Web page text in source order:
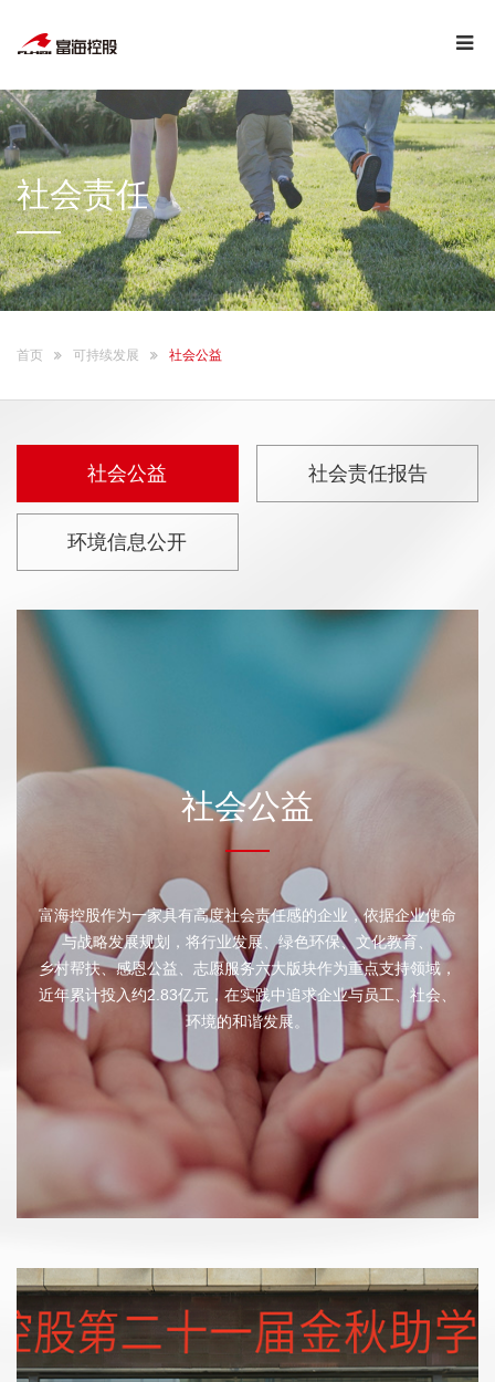
社会责任
首页 可持续发展 社会公益
社会公益 社会责任报告
环境信息公开
社会公益
富海控股作为一家具有高度社会责任感的企业，依据企业使命
与战略发展规划，将行业发展、绿色环保、文化教育、
乡村帮扶、感恩公益、志愿服务六大版块作为重点支持领域，
近年累计投入约2.83亿元，在实践中追求企业与员工、社会、
环境的和谐发展。